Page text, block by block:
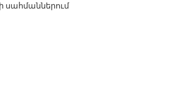
ի սահմաններում